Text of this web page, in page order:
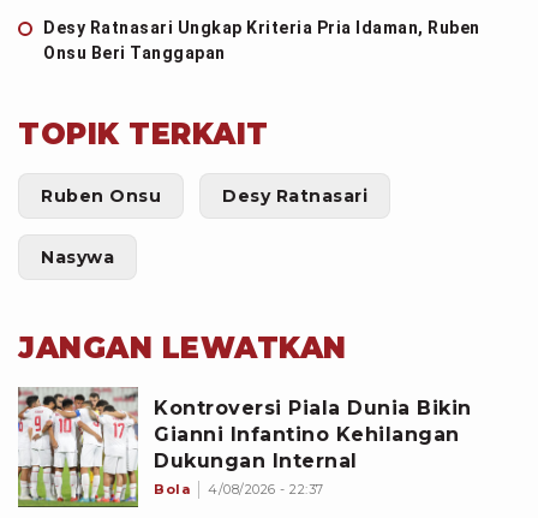
Desy Ratnasari Ungkap Kriteria Pria Idaman, Ruben
Onsu Beri Tanggapan
TOPIK TERKAIT
Ruben Onsu Desy Ratnasari
Nasywa
JANGAN LEWATKAN
Kontroversi Piala Dunia Bikin
Gianni Infantino Kehilangan
Dukungan Internal
Bola 4/08/2026 - 22:37